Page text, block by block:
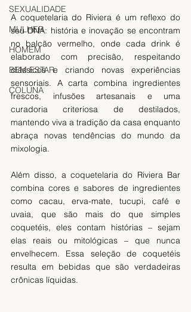
SEXUALIDADE
MULHER
HOMEM
BEM ESTAR
COLUNA
A coquetelaria do Riviera é um reflexo do
seu DNA: história e inovação se encontram
no balcão vermelho, onde cada drink é
elaborado com precisão, respeitando
clássicos e criando novas experiências
sensoriais. A carta combina ingredientes
frescos, infusões artesanais e uma
curadoria criteriosa de destilados,
mantendo viva a tradição da casa enquanto
abraça novas tendências do mundo da
mixologia.
Além disso, a coquetelaria do Riviera Bar
combina cores e sabores de ingredientes
como cacau, erva-mate, tucupi, café e
uvaia, que são mais do que simples
coquetéis, eles contam histórias – sejam
elas reais ou mitológicas – que nunca
envelhecem. Essa seleção de coquetéis
resulta em bebidas que são verdadeiras
crônicas líquidas.